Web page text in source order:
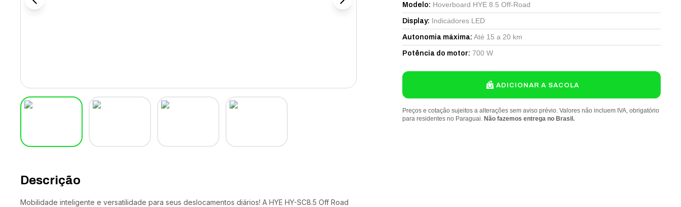
Descrição
Mobilidade inteligente e versatilidade para seus deslocamentos diários! A HYE HY-SC8.5 Off Road
Modelo: Hoverboard HYE 8.5 Off-Road
Display: Indicadores LED
Autonomia máxima: Até 15 a 20 km
Potência do motor: 700 W
ADICIONAR A SACOLA
Preços e cotação sujeitos a alterações sem aviso prévio. Valores não incluem IVA, obrigatório
para residentes no Paraguai. Não fazemos entrega no Brasil.